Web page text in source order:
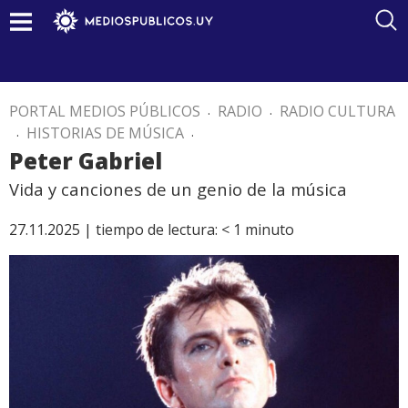
PORTAL MEDIOS PÚBLICOS . RADIO . RADIO CULTURA
. HISTORIAS DE MÚSICA .
Peter Gabriel
Vida y canciones de un genio de la música
27.11.2025 | tiempo de lectura: < 1 minuto